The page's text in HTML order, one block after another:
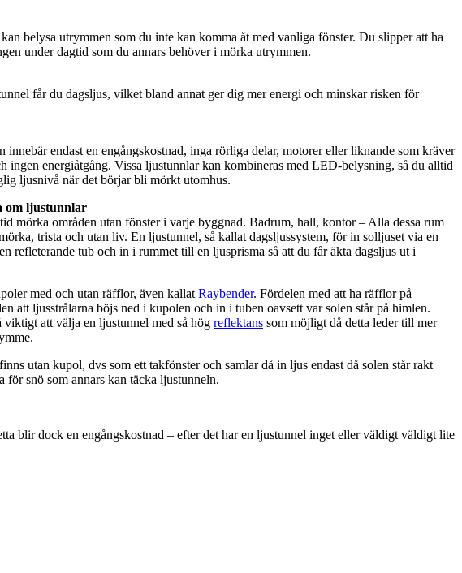
belysa utrymmen som du inte kan komma åt med vanliga fönster. Du slipper att ha
under dagtid som du annars behöver i mörka utrymmen.
får du dagsljus, vilket bland annat ger dig mer energi och minskar risken för
innebär endast en engångskostnad, inga rörliga delar, motorer eller liknande som kräver
ingen energiåtgång. Vissa ljustunnlar kan kombineras med LED-belysning, så du alltid
ljusnivå när det börjar bli mörkt utomhus.
om ljustunnlar
mörka områden utan fönster i varje byggnad. Badrum, hall, kontor – Alla dessa rum
trista och utan liv. En ljustunnel, så kallat dagsljussystem, för in solljuset via en
refleterande tub och in i rummet till en ljusprisma så att du får äkta dagsljus ut i
med och utan räfflor, även kallatRaybender. Fördelen med att ha räfflor på
att ljusstrålarna böjs ned i kupolen och in i tuben oavsett var solen står på himlen.
viktigt att välja en ljustunnel med så hög reflektans som möjligt då detta leder till mer
utan kupol, dvs som ett takfönster och samlar då in ljus endast då solen står rakt
snö som annars kan täcka ljustunneln.
blir dock en engångskostnad – efter det har en ljustunnel inget eller väldigt väldigt lite